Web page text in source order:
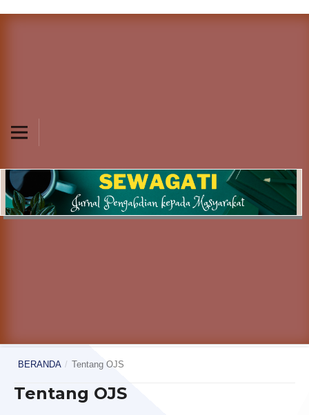
BERANDA / Tentang OJS
Tentang OJS